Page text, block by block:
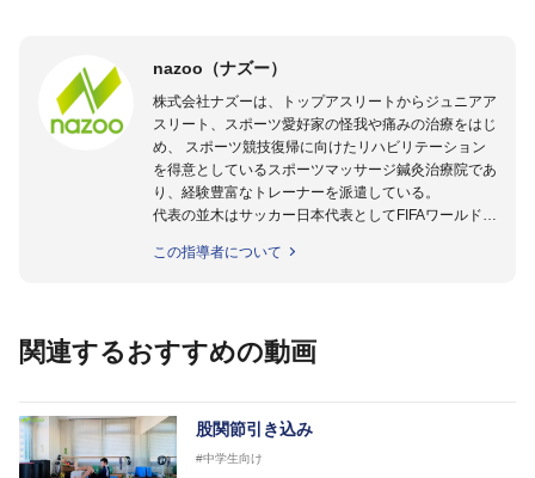
nazoo（ナズー）
株式会社ナズーは、トップアスリートからジュニアア
スリート、スポーツ愛好家の怪我や痛みの治療をはじ
め、 スポーツ競技復帰に向けたリハビリテーション
を得意としているスポーツマッサージ鍼灸治療院であ
り、経験豊富なトレーナーを派遣している。
代表の並木はサッカー日本代表としてFIFAワールドカ
のほかU-23日本代表のアスレティックトレーナーと
世代のサッカーを中心に、WJBL、社会人ラグビー、
を派遣している。
さらには講演会やセミナー、専門学校などの教育機関
に講師を派遣するなど後進育成にも力を入れている。
この指導者について
関連するおすすめの動画
股関節引き込み
#中学生向け